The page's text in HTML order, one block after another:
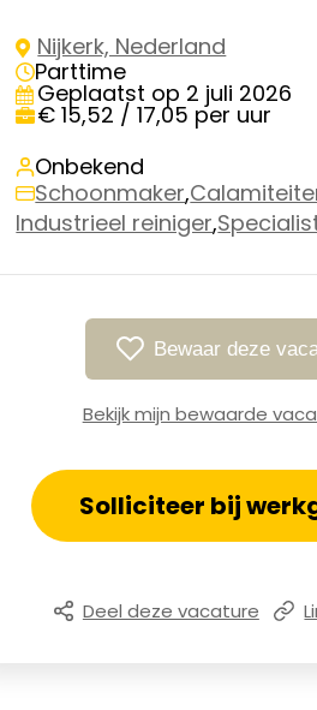
Nijkerk, Nederland
Parttime
Geplaatst op 2 juli 2026
€ 15,52 / 17,05 per uur
Onbekend
Schoonmaker,
Industrieel reiniger,
Bewaar deze
Bekijk mijn bewaarde
Solliciteer bij
Deel deze vacature